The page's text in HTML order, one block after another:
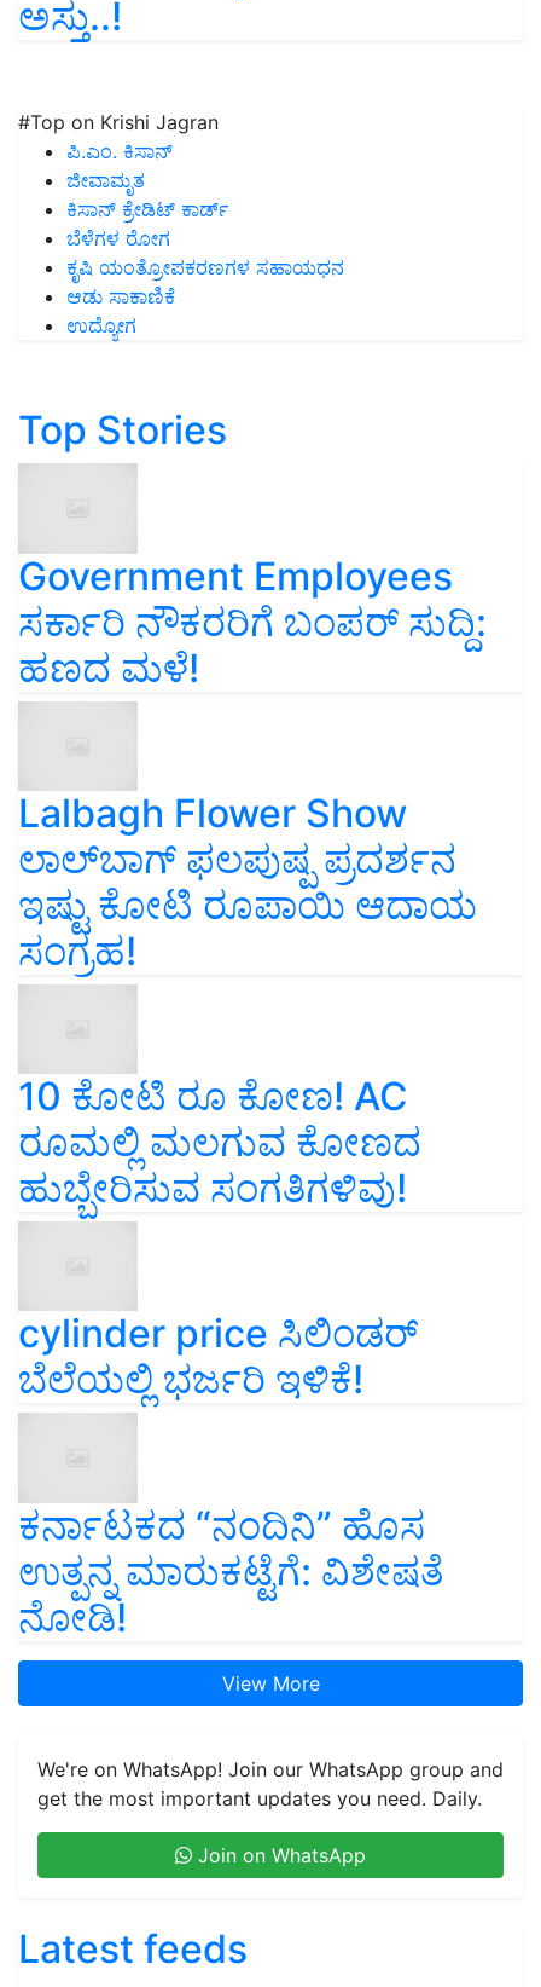
ಅಸ್ತು..!
#Top on Krishi Jagran
ಪಿ.ಎಂ. ಕಿಸಾನ್
ಜೀವಾಮೃತ
ಕಿಸಾನ್ ಕ್ರೇಡಿಟ್ ಕಾರ್ಡ್
ಬೆಳೆಗಳ ರೋಗ
ಕೃಷಿ ಯಂತ್ರೋಪಕರಣಗಳ ಸಹಾಯಧನ
ಆಡು ಸಾಕಾಣಿಕೆ
ಉದ್ಯೋಗ
Top Stories
Government Employees
ಸರ್ಕಾರಿ ನೌಕರರಿಗೆ ಬಂಪರ್‌ ಸುದ್ದಿ:
ಹಣದ ಮಳೆ!
Lalbagh Flower Show
ಲಾಲ್‌ಬಾಗ್ ಫಲಪುಷ್ಪ ಪ್ರದರ್ಶನ
ಇಷ್ಟು ಕೋಟಿ ರೂಪಾಯಿ ಆದಾಯ
ಸಂಗ್ರಹ!
10 ಕೋಟಿ ರೂ ಕೋಣ! AC
ರೂಮಲ್ಲಿ ಮಲಗುವ ಕೋಣದ
ಹುಬ್ಬೇರಿಸುವ ಸಂಗತಿಗಳಿವು!
cylinder price ಸಿಲಿಂಡರ್‌
ಬೆಲೆಯಲ್ಲಿ ಭರ್ಜರಿ ಇಳಿಕೆ!
ಕರ್ನಾಟಕದ “ನಂದಿನಿ” ಹೊಸ
ಉತ್ಪನ್ನ ಮಾರುಕಟ್ಟೆಗೆ: ವಿಶೇಷತೆ
ನೋಡಿ!
View More
We're on WhatsApp! Join our WhatsApp group and
get the most important updates you need. Daily.
Join on WhatsApp
Latest feeds